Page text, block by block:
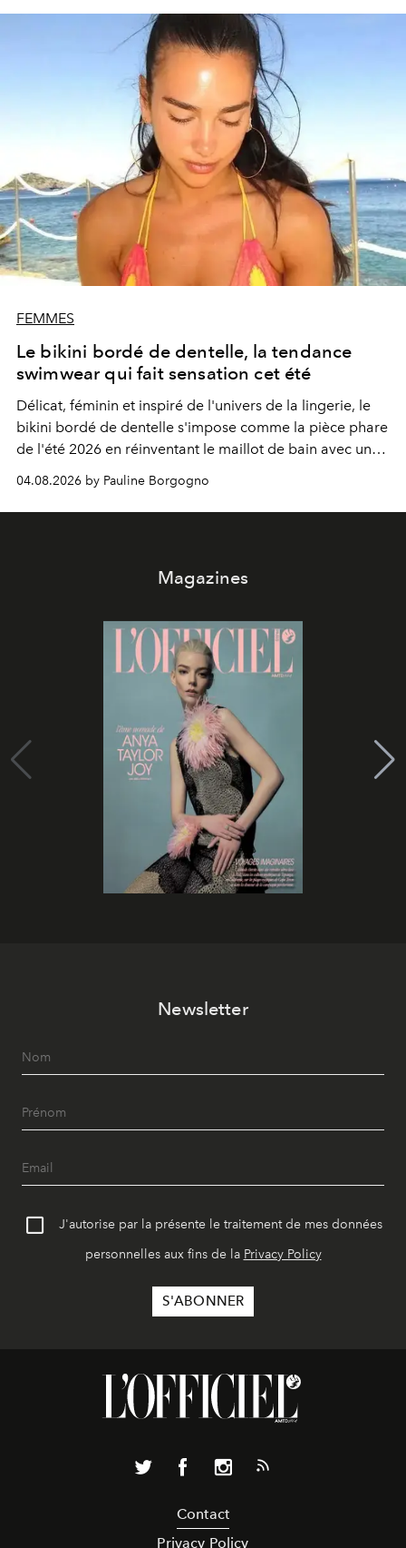
FEMMES
Le bikini bordé de dentelle, la tendance
swimwear qui fait sensation cet été
Délicat, féminin et inspiré de l'univers de la lingerie, le
bikini bordé de dentelle s'impose comme la pièce phare
de l'été 2026 en réinventant le maillot de bain avec une
04.08.2026 by Pauline Borgogno
Magazines
Newsletter
J'autorise par la présente le traitement de mes données
personnelles aux fins de la Privacy Policy
Contact
Privacy Policy